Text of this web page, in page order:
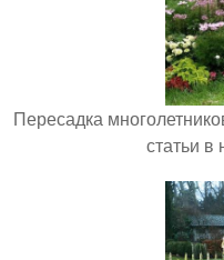
Пересадка
статьи в